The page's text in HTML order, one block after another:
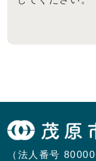
（法人番号